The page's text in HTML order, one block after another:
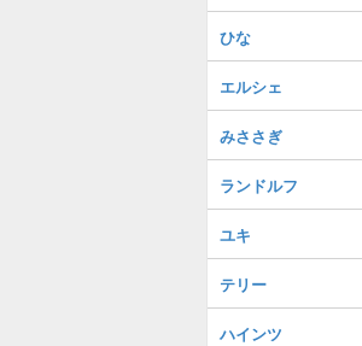
ひな
エルシェ
みささぎ
ランドルフ
ユキ
テリー
ハインツ